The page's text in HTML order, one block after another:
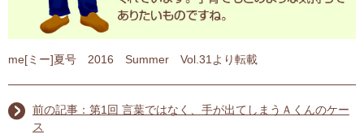
me[ミー]夏号 2016 Summer Vol.31より転載
前の記事： 第1回 言葉ではなく、手が出てしまうＡくんのケー
ス